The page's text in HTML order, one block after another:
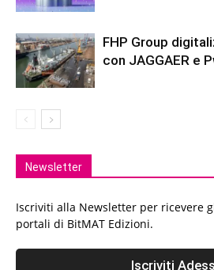
FHP Group
con JAGGAER e
Newsletter
Iscriviti alla Newsletter per ricevere
portali di BitMAT Edizioni.